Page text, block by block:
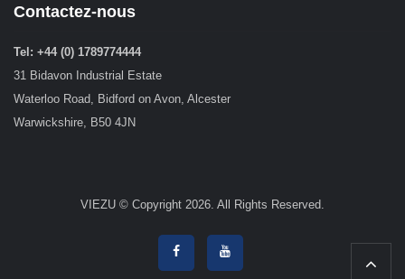
Contactez-nous
Tel: +44 (0) 1789774444
31 Bidavon Industrial Estate
Waterloo Road, Bidford on Avon, Alcester
Warwickshire, B50 4JN
VIEZU © Copyright 2026. All Rights Reserved.